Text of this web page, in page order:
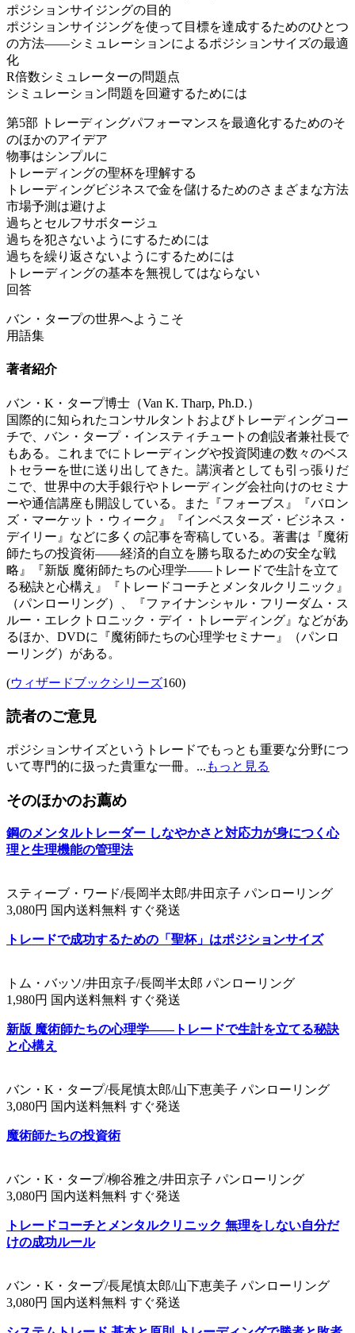
ポジションサイジングの目的
ポジションサイジングを使って目標を達成するためのひとつ
の方法――シミュレーションによるポジションサイズの最適
化
R倍数シミュレーターの問題点
シミュレーション問題を回避するためには
第5部 トレーディングパフォーマンスを最適化するためのそ
のほかのアイデア
物事はシンプルに
トレーディングの聖杯を理解する
トレーディングビジネスで金を儲けるためのさまざまな方法
市場予測は避けよ
過ちとセルフサボタージュ
過ちを犯さないようにするためには
過ちを繰り返さないようにするためには
トレーディングの基本を無視してはならない
回答
バン・タープの世界へようこそ
用語集
著者紹介
バン・K・タープ博士（Van K. Tharp, Ph.D.）
国際的に知られたコンサルタントおよびトレーディングコー
チで、バン・タープ・インスティチュートの創設者兼社長で
もある。これまでにトレーディングや投資関連の数々のベス
トセラーを世に送り出してきた。講演者としても引っ張りだ
こで、世界中の大手銀行やトレーディング会社向けのセミナ
ーや通信講座も開設している。また『フォーブス』『バロン
ズ・マーケット・ウィーク』『インベスターズ・ビジネス・
デイリー』などに多くの記事を寄稿している。著書は『魔術
師たちの投資術――経済的自立を勝ち取るための安全な戦
略』『新版 魔術師たちの心理学――トレードで生計を立て
る秘訣と心構え』『トレードコーチとメンタルクリニック』
（パンローリング）、『ファイナンシャル・フリーダム・ス
ルー・エレクトロニック・デイ・トレーディング』などがあ
るほか、DVDに『魔術師たちの心理学セミナー』（パンロ
ーリング）がある。
(ウィザードブックシリーズ160)
読者のご意見
ポジションサイズというトレードでもっとも重要な分野につ
いて専門的に扱った貴重な一冊。... もっと見る
そのほかのお薦め
鋼のメンタルトレーダー しなやかさと対応力が身につく心
理と生理機能の管理法
スティーブ・ワード/長岡半太郎/井田京子 パンローリング
3,080円 国内送料無料 すぐ発送
トレードで成功するための「聖杯」はポジションサイズ
トム・バッソ/井田京子/長岡半太郎 パンローリング
1,980円 国内送料無料 すぐ発送
新版 魔術師たちの心理学――トレードで生計を立てる秘訣
と心構え
バン・K・タープ/長尾慎太郎/山下恵美子 パンローリング
3,080円 国内送料無料 すぐ発送
魔術師たちの投資術
バン・K・タープ/柳谷雅之/井田京子 パンローリング
3,080円 国内送料無料 すぐ発送
トレードコーチとメンタルクリニック 無理をしない自分だ
けの成功ルール
バン・K・タープ/長尾慎太郎/山下恵美子 パンローリング
3,080円 国内送料無料 すぐ発送